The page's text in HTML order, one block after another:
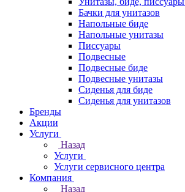
Бачки для унитазов
Напольные биде
Напольные унитазы
Писсуары
Подвесные
Подвесные биде
Подвесные унитазы
Сиденья для биде
Сиденья для унитазов
Бренды
Акции
Услуги
Назад
Услуги
Услуги сервисного центра
Компания
Назад